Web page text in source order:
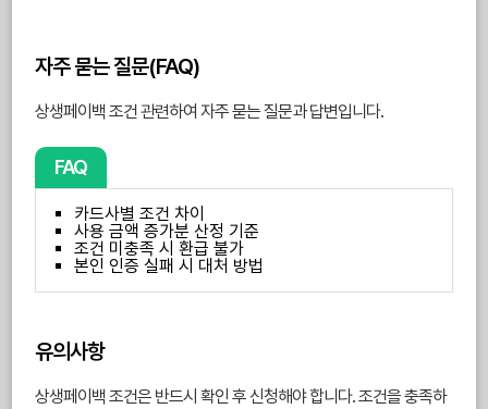
자주 묻는 질문(FAQ)
상생페이백 조건 관련하여 자주 묻는 질문과 답변입니다.
FAQ
카드사별 조건 차이
사용 금액 증가분 산정 기준
조건 미충족 시 환급 불가
본인 인증 실패 시 대처 방법
유의사항
상생페이백 조건은 반드시 확인 후 신청해야 합니다. 조건을 충족하